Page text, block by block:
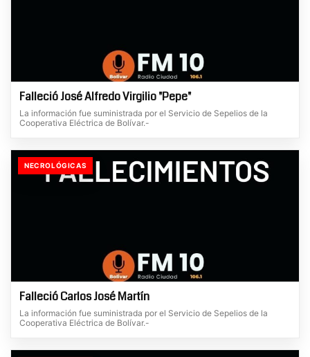
Falleció José Alfredo Virgilio "Pepe"
La información fue suministrada por el Servicio de Sepelios de la
Cooperativa Eléctrica de Bolívar.-
NECROLÓGICAS
Falleció Carlos José Martín
La información fue suministrada por el Servicio de Sepelios de la
Cooperativa Eléctrica de Bolívar.-